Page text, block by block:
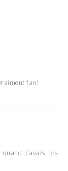
fan!
j’avais les